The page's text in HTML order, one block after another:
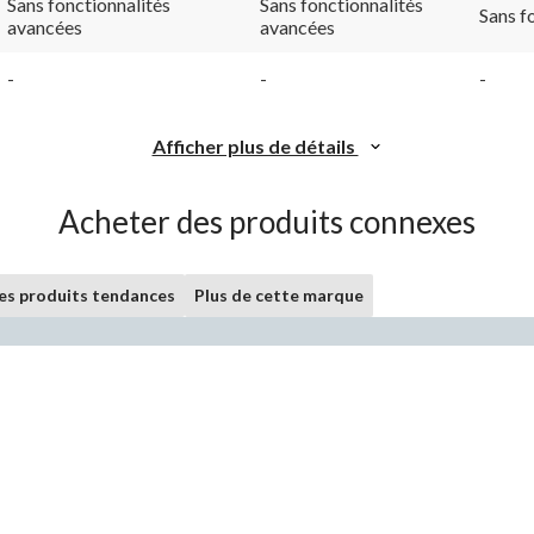
avancées
avancées
Sans
- - -
Afficher plus de détails
Acheter des produits connexes
produits tendances Plus de cette marque